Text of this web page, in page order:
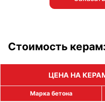
Стоимость
ЦЕНА НА
Марка бетона